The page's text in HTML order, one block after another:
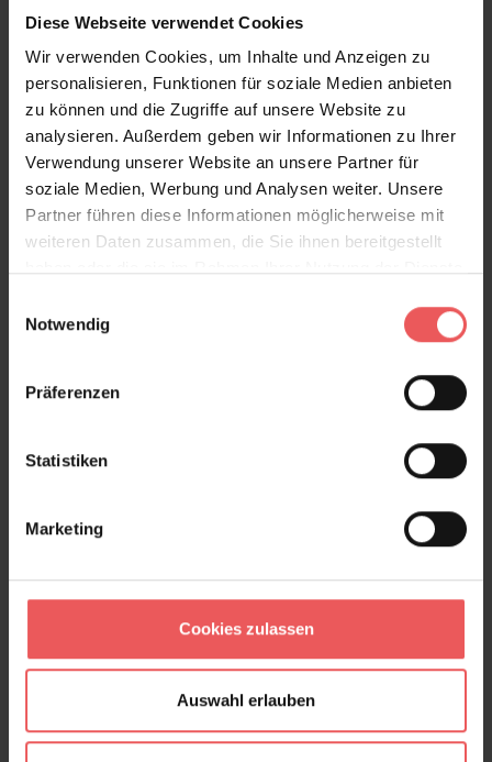
Diese Webseite verwendet Cookies
Wir verwenden Cookies, um Inhalte und Anzeigen zu
personalisieren, Funktionen für soziale Medien anbieten
zu können und die Zugriffe auf unsere Website zu
analysieren. Außerdem geben wir Informationen zu Ihrer
Verwendung unserer Website an unsere Partner für
soziale Medien, Werbung und Analysen weiter. Unsere
Partner führen diese Informationen möglicherweise mit
weiteren Daten zusammen, die Sie ihnen bereitgestellt
Notwendig
Präferenzen
Statistiken
Marketing
Cookies zulassen
Auswahl erlauben
Metro, col. 03
95,00 €
95,00 €